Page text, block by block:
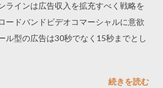
ラインは広告収入を拡充すべく戦略を
ードバンドビデオコマーシャルに意欲
ル型の広告は30秒でなく15秒までとし
続きを読む